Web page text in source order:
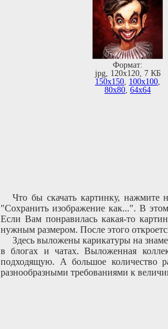
Формат:
jpg, 120х120, 7 КБ
150х150, 100х100,
80х80, 64х64
Что бы скачать картинку,
"Сохранить изображение как...". В
Если Вам понравилась какая-то
нужным размером. После этого
Здесь выложены карикатуры на
в блогах и чатах. Выложенная
подходящую. А большое количество
разнообразными требованиями к